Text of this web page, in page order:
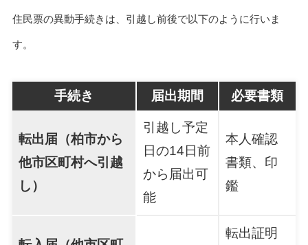
住民票の異動手続きは、引越し前後で以下のように行いま
す。
手続き 届出期間 必要書類
転出届（柏市から
他市区町村へ引越
し）
引越し予定
日の14日前
から届出可
能
本人確認
書類、印
鑑
転出証明